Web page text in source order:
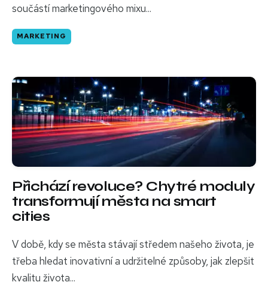
součástí marketingového mixu...
MARKETING
Přichází revoluce? Chytré moduly
transformují města na smart
cities
V době, kdy se města stávají středem našeho života, je
třeba hledat inovativní a udržitelné způsoby, jak zlepšit
kvalitu života...